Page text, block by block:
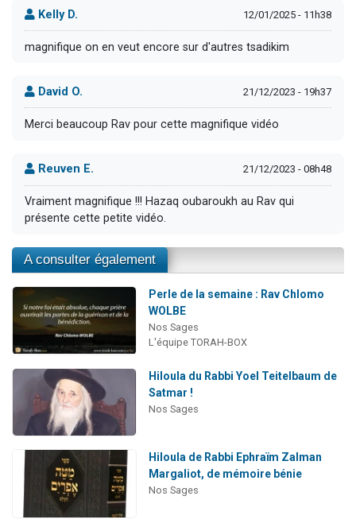
Kelly D. 12/01/2025 - 11h38
magnifique on en veut encore sur d'autres tsadikim
David O. 21/12/2023 - 19h37
Merci beaucoup Rav pour cette magnifique vidéo
Reuven E. 21/12/2023 - 08h48
Vraiment magnifique !!! Hazaq oubaroukh au Rav qui
présente cette petite vidéo.
A consulter également
Perle de la semaine : Rav Chlomo
WOLBE
Nos Sages
L'équipe TORAH-BOX
Hiloula du Rabbi Yoel Teitelbaum de
Satmar !
Nos Sages
Hiloula de Rabbi Ephraïm Zalman
Margaliot, de mémoire bénie
Nos Sages